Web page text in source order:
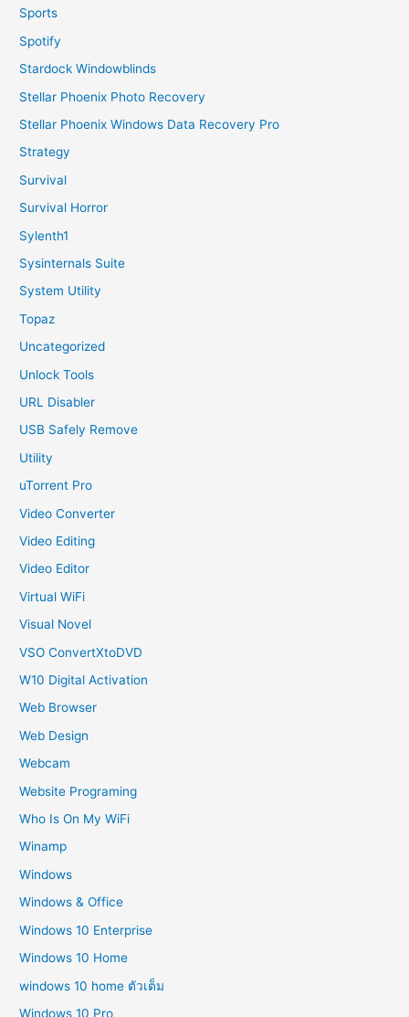
Sports
Spotify
Stardock Windowblinds
Stellar Phoenix Photo Recovery
Stellar Phoenix Windows Data Recovery Pro
Strategy
Survival
Survival Horror
Sylenth1
Sysinternals Suite
System Utility
Topaz
Uncategorized
Unlock Tools
URL Disabler
USB Safely Remove
Utility
uTorrent Pro
Video Converter
Video Editing
Video Editor
Virtual WiFi
Visual Novel
VSO ConvertXtoDVD
W10 Digital Activation
Web Browser
Web Design
Webcam
Website Programing
Who Is On My WiFi
Winamp
Windows
Windows & Office
Windows 10 Enterprise
Windows 10 Home
windows 10 home ตัวเต็ม
Windows 10 Pro